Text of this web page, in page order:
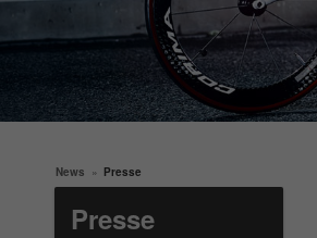
News Presse
Presse